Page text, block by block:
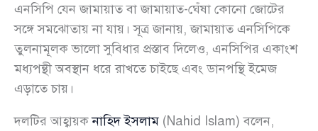
এনসিপি যেন জামায়াত বা জামায়াত-ঘেঁষা কোনো জোটের
সঙ্গে সমঝোতায় না যায়। সূত্র জানায়, জামায়াত এনসিপিকে
তুলনামূলক ভালো সুবিধার প্রস্তাব দিলেও, এনসিপির একাংশ
মধ্যপন্থী অবস্থান ধরে রাখতে চাইছে এবং ডানপন্থি ইমেজ
এড়াতে চায়।
দলটির আহ্বায়কনাহিদ ইসলাম (Nahid Islam) বলেন,